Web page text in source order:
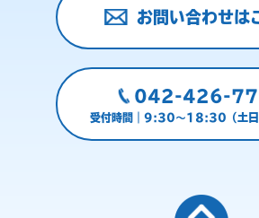
お問い合わせは
042-426-
受付時間｜9:30～18:30（土日